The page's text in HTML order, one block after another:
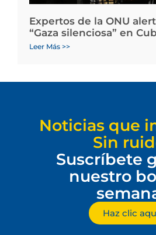
Expertos de la ONU
“Gaza silenciosa” en
Leer Más >>
Noticias que
Sin
Suscríbete
nuestro
Haz clic